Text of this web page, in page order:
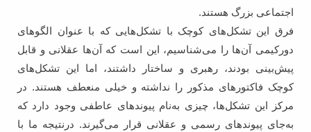
اجتماعی بزرگ هستند.
فرق این تشکل‌های کوچک با تشکل‌هایی که با عنوان الگوهای
دورکیمی آن‌ها را می‌شناسیم، این است که آن‌ها عقلانی و قابل
پیش‌بینی بودند، رهبری و ساختار داشتند، اما این تشکل‌های
کوچک فاکتورهای مذکور را نداشته و خیلی منعطف هستند. در
مرکز این تشکل‌ها، چیزی به‌نام پیوندهای عاطفی وجود دارد که
به‌جای پیوندهای رسمی و عقلانی قرار می‌گیرند. درنتیجه ما با